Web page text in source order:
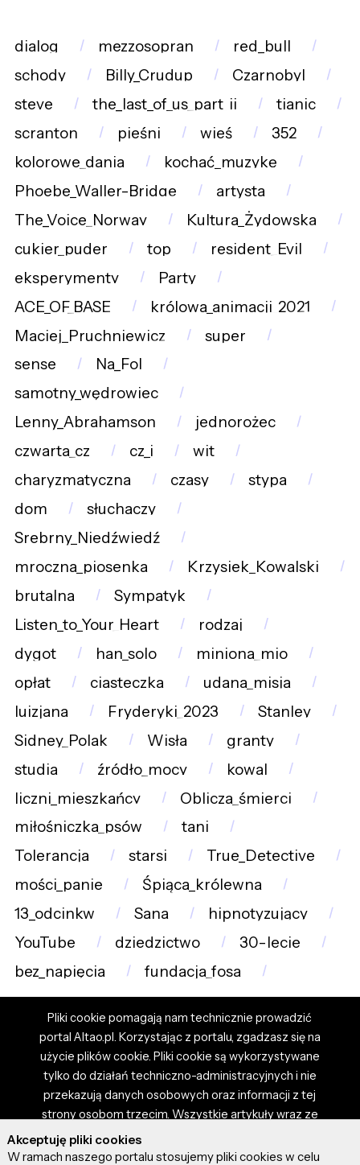
dialog mezzosopran
red_bull
schody
Billy_Crudup
Czarnobyl
steve
the_last_of_us_part_ii
tianic
scranton
pieśni wieś
352
kolorowe_dania
kochać_muzykę
Phoebe_Waller-Bridge
artysta
The_Voice_Norway
Kultura_Żydowska
cukier_puder
top
resident_Evil
eksperymenty
Party
ACE_OF_BASE
królowa_animacji_2021
Maciej_Pruchniewicz
super
sense
Na_Fol
samotny_wędrowiec
Lenny_Abrahamson
jednorożec
czwarta_cz
cz_i
wit
charyzmatyczna
czasy
stypa
dom
słuchaczy
Srebrny_Niedźwiedź
mroczna_piosenka
Krzysiek_Kowalski
brutalna
Sympatyk
Listen_to_Your_Heart
rodzaj
dygot
han_solo
miniona_mio
opłat
ciasteczka
udana_misja
luizjana
Fryderyki_2023
Stanley
Sidney_Polak
Wisła
granty
studia
źródło_mocy
kowal
liczni_mieszkańcy
Oblicza_śmierci
miłośniczka_psów
tani
Tolerancja
starsi
True_Detective
mości_panie
Śpiąca_królewna
13_odcinkw
Sana
hipnotyzujący
YouTube
dziedzictwo
30-lecie
bez_napięcia
fundacja_fosa
Pliki cookie pomagają nam technicznie prowadzić
portal Altao.pl. Korzystając z portalu, zgadzasz się na
użycie plików cookie. Pliki cookie są wykorzystywane
tylko do działań techniczno-administracyjnych i nie
przekazują danych osobowych oraz informacji z tej
strony osobom trzecim. Wszystkie artykuły wraz ze
zdjęciami i materiałami dostępnymi na portalu są
własnością użytkowników. Administrator i właściciel
Akceptuję pliki cookies
W ramach naszego portalu stosujemy pliki cookies w celu